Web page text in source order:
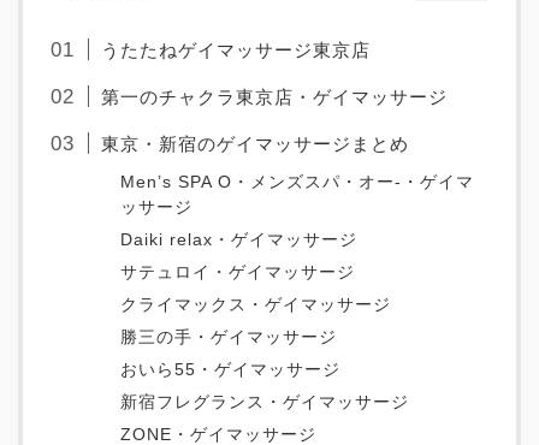
うたたねゲイマッサージ東京店
第一のチャクラ東京店・ゲイマッサージ
東京・新宿のゲイマッサージまとめ
Men’s SPA O・メンズスパ・オー-・ゲイマ
ッサージ
Daiki relax・ゲイマッサージ
サテュロイ・ゲイマッサージ
クライマックス・ゲイマッサージ
勝三の手・ゲイマッサージ
おいら55・ゲイマッサージ
新宿フレグランス・ゲイマッサージ
ZONE・ゲイマッサージ